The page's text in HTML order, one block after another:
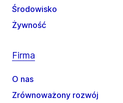
Środowisko
Żywność
Firma
O nas
Zrównoważony rozwój